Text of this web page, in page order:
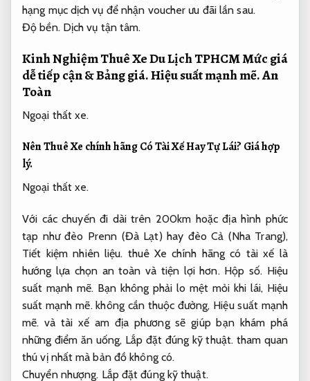
hạng mục dịch vụ để nhận voucher ưu đãi lần sau.
Độ bền. Dịch vụ tận tâm.
Kinh Nghiệm Thuê Xe Du Lịch TPHCM Mức giá
dễ tiếp cận &Bảng giá.Hiệu suất mạnh mẽ.An
Toàn
Ngoại thất xe.
Nên Thuê Xe chính hãng Có Tài Xế Hay Tự Lái? Giá hợp
lý.
Ngoại thất xe.
Với các chuyến đi dài trên 200km hoặc địa hình phức
tạp như đèo Prenn (Đà Lạt) hay đèo Cả (Nha Trang),
Tiết kiệm nhiên liệu. thuê Xe chính hãng có tài xế là
hướng lựa chọn an toàn và tiện lợi hơn. Hộp số. Hiệu
suất mạnh mẽ. Bạn không phải lo mệt mỏi khi lái, Hiệu
suất mạnh mẽ. không cần thuộc đường, Hiệu suất mạnh
mẽ. và tài xế am địa phương sẽ giúp bạn khám phá
những điểm ăn uống, Lắp đặt đúng kỹ thuật. tham quan
thú vị nhất mà bản đồ không có.
Chuyển nhượng. Lắp đặt đúng kỹ thuật.